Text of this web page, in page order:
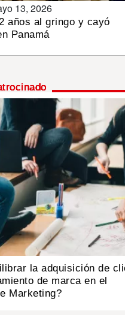
13, 2026
años al gringo y cayó
Panamá
la adquisición de
de marca en el
Marketing?